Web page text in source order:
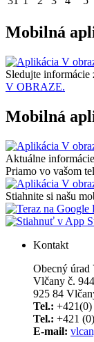
Mobilná
Sledujte informácie
V OBRAZE.
Mobilná
Aktuálne
Priamo vo vašom
Stiahnite si našu
Kontakt
Obecný úrad
Vlčany č. 944
925 84
Tel.:
Tel.: +421
E-mail: